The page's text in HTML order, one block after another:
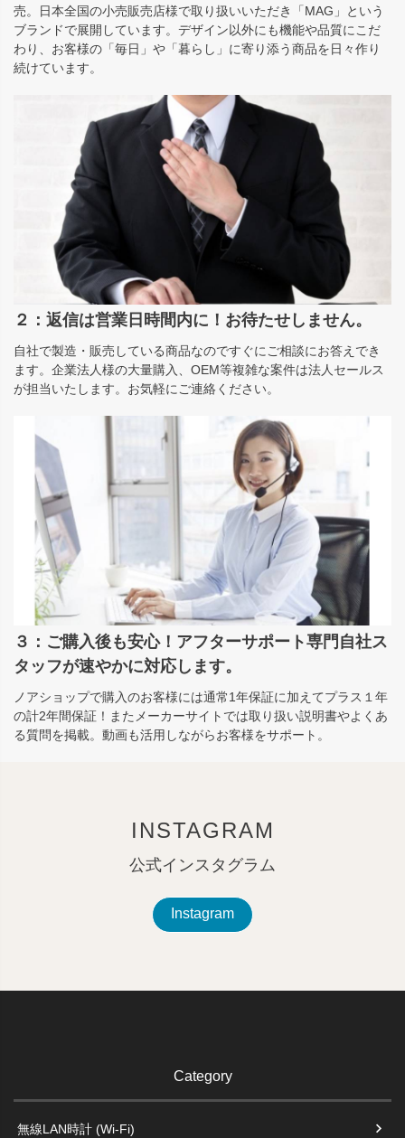
売。日本全国の小売販売店様で取り扱いいただき「MAG」という
ブランドで展開しています。デザイン以外にも機能や品質にこだ
わり、お客様の「毎日」や「暮らし」に寄り添う商品を日々作り
続けています。
２：返信は営業日時間内に！お待たせしません。
自社で製造・販売している商品なのですぐにご相談にお答えでき
ます。企業法人様の大量購入、OEM等複雑な案件は法人セールス
が担当いたします。お気軽にご連絡ください。
３：ご購入後も安心！アフターサポート専門自社ス
タッフが速やかに対応します。
ノアショップで購入のお客様には通常1年保証に加えてプラス１年
の計2年間保証！またメーカーサイトでは取り扱い説明書やよくあ
る質問を掲載。動画も活用しながらお客様をサポート。
INSTAGRAM
公式インスタグラム
Instagram
Category
無線LAN時計 (Wi-Fi)